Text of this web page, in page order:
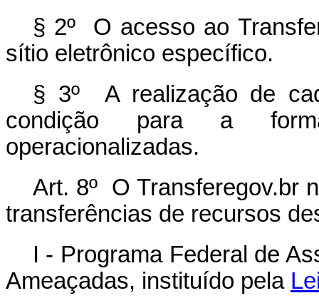
§ 2º O acesso ao
sítio eletrônico específico.
§ 3º A realização de
condição para a
operacionalizadas.
Art. 8º O Transferegov.br
transferências de recursos
I - Programa Federal de
Ameaçadas, instituído pela